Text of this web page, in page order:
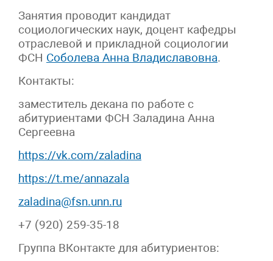
Занятия проводит кандидат
социологических наук, доцент кафедры
отраслевой и прикладной социологии
ФСН Соболева Анна Владиславовна.
Контакты:
заместитель декана по работе с
абитуриентами ФСН Заладина Анна
Сергеевна
https://vk.com/zaladina
https://t.me/annazala
zaladina@fsn.unn.ru
+7 (920) 259-35-18
Группа ВКонтакте для абитуриентов: